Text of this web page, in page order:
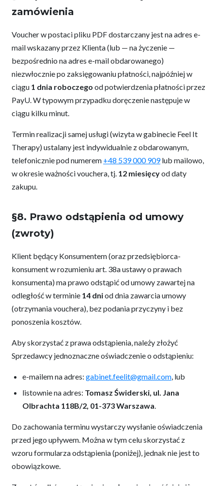
zamówienia
Voucher w postaci pliku PDF dostarczany jest na adres e-
mail wskazany przez Klienta (lub — na życzenie —
bezpośrednio na adres e-mail obdarowanego)
niezwłocznie po zaksięgowaniu płatności, najpóźniej w
ciągu 1 dnia roboczego od potwierdzenia płatności przez
PayU. W typowym przypadku doręczenie następuje w
ciągu kilku minut.
Termin realizacji samej usługi (wizyta w gabinecie Feel It
Therapy) ustalany jest indywidualnie z obdarowanym,
telefonicznie pod numerem +48 539 000 909lub mailowo,
w okresie ważności vouchera, tj. 12 miesięcyod daty
zakupu.
§8. Prawo odstąpienia od umowy
(zwroty)
Klient będący Konsumentem (oraz przedsiębiorca-
konsument w rozumieniu art. 38a ustawy o prawach
konsumenta) ma prawo odstąpić od umowy zawartej na
odległość w terminie 14 dniod dnia zawarcia umowy
(otrzymania vouchera), bez podania przyczyny i bez
ponoszenia kosztów.
Aby skorzystać z prawa odstąpienia, należy złożyć
Sprzedawcy jednoznaczne oświadczenie o odstąpieniu:
e-mailem na adres: gabinet.feelit@gmail.com, lub
listownie na adres: Tomasz Świderski, ul. Jana
Olbrachta 118B/2, 01-373 Warszawa.
Do zachowania terminu wystarczy wysłanie oświadczenia
przed jego upływem. Można w tym celu skorzystać z
wzoru formularza odstąpienia (poniżej), jednak nie jest to
obowiązkowe.